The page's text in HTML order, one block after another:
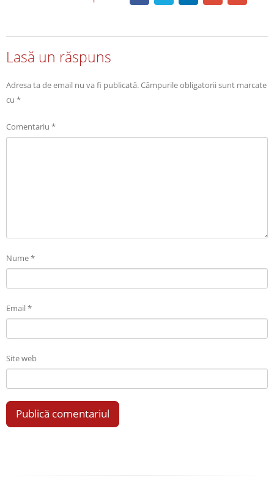
Lasă un răspuns
Adresa ta de email nu va fi publicată.Câmpurile obligatorii sunt marcate
cu *
Comentariu *
Nume*
Email*
Site web